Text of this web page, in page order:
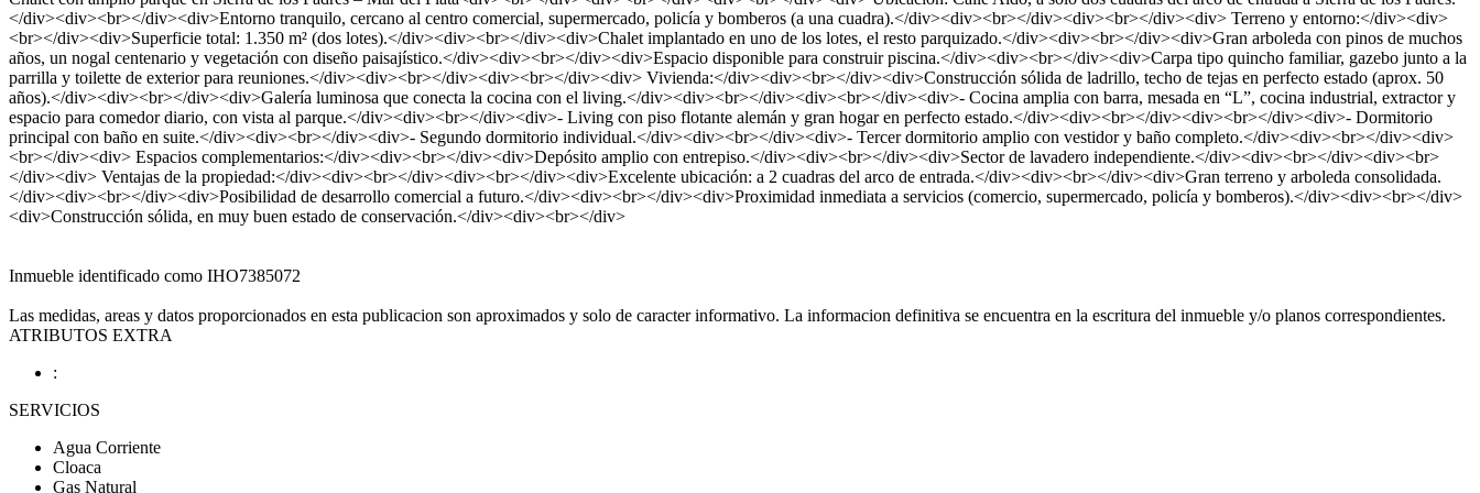
</div><div><br></div><div>Entorno tranquilo, cercano al centro comercial, supermercado, policía y bomberos (a una cuadra).</div><div><br></div><div><br></div><div> Terreno y entorno:</div><div>
<br></div><div>Superficie total: 1.350 m² (dos lotes).</div><div><br></div><div>Chalet implantado en uno de los lotes, el resto parquizado.</div><div><br></div><div>Gran arboleda con pinos de muchos
años, un nogal centenario y vegetación con diseño paisajístico.</div><div><br></div><div>Espacio disponible para construir piscina.</div><div><br></div><div>Carpa tipo quincho familiar, gazebo junto a la
parrilla y toilette de exterior para reuniones.</div><div><br></div><div><br></div><div> Vivienda:</div><div><br></div><div>Construcción sólida de ladrillo, techo de tejas en perfecto estado (aprox. 50
años).</div><div><br></div><div>Galería luminosa que conecta la cocina con el living.</div><div><br></div><div><br></div><div>- Cocina amplia con barra, mesada en “L”, cocina industrial, extractor y
espacio para comedor diario, con vista al parque.</div><div><br></div><div>- Living con piso flotante alemán y gran hogar en perfecto estado.</div><div><br></div><div><br></div><div>- Dormitorio
principal con baño en suite.</div><div><br></div><div>- Segundo dormitorio individual.</div><div><br></div><div>- Tercer dormitorio amplio con vestidor y baño completo.</div><div><br></div><div>
<br></div><div> Espacios complementarios:</div><div><br></div><div>Depósito amplio con entrepiso.</div><div><br></div><div>Sector de lavadero independiente.</div><div><br></div><div><br>
</div><div> Ventajas de la propiedad:</div><div><br></div><div><br></div><div>Excelente ubicación: a 2 cuadras del arco de entrada.</div><div><br></div><div>Gran terreno y arboleda consolidada.
</div><div><br></div><div>Posibilidad de desarrollo comercial a futuro.</div><div><br></div><div>Proximidad inmediata a servicios (comercio, supermercado, policía y bomberos).</div><div><br></div>
<div>Construcción sólida, en muy buen estado de conservación.</div><div><br></div>
Inmueble identificado como IHO7385072
Las medidas, areas y datos proporcionados en esta publicacion son aproximados y solo de caracter informativo. La informacion definitiva se encuentra en la escritura del inmueble y/o planos correspondientes.
ATRIBUTOS EXTRA
:
SERVICIOS
Agua Corriente
Cloaca
Gas Natural